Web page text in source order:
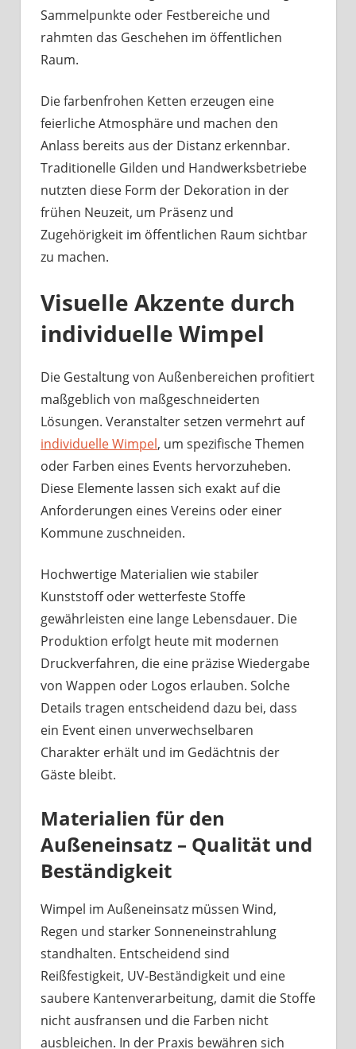
Sammelpunkte oder Festbereiche und
rahmten das Geschehen im öffentlichen
Raum.
Die farbenfrohen Ketten erzeugen eine
feierliche Atmosphäre und machen den
Anlass bereits aus der Distanz erkennbar.
Traditionelle Gilden und Handwerksbetriebe
nutzten diese Form der Dekoration in der
frühen Neuzeit, um Präsenz und
Zugehörigkeit im öffentlichen Raum sichtbar
zu machen.
Visuelle Akzente durch
individuelle Wimpel
Die Gestaltung von Außenbereichen profitiert
maßgeblich von maßgeschneiderten
Lösungen. Veranstalter setzen vermehrt auf
individuelle Wimpel, um spezifische Themen
oder Farben eines Events hervorzuheben.
Diese Elemente lassen sich exakt auf die
Anforderungen eines Vereins oder einer
Kommune zuschneiden.
Hochwertige Materialien wie stabiler
Kunststoff oder wetterfeste Stoffe
gewährleisten eine lange Lebensdauer. Die
Produktion erfolgt heute mit modernen
Druckverfahren, die eine präzise Wiedergabe
von Wappen oder Logos erlauben. Solche
Details tragen entscheidend dazu bei, dass
ein Event einen unverwechselbaren
Charakter erhält und im Gedächtnis der
Gäste bleibt.
Materialien für den
Außeneinsatz – Qualität und
Beständigkeit
Wimpel im Außeneinsatz müssen Wind,
Regen und starker Sonneneinstrahlung
standhalten. Entscheidend sind
Reißfestigkeit, UV-Beständigkeit und eine
saubere Kantenverarbeitung, damit die Stoffe
nicht ausfransen und die Farben nicht
ausbleichen. In der Praxis bewähren sich